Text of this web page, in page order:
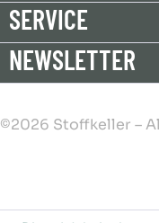
SERVICE
NEWSLETTER
©2026 Stoffkeller –